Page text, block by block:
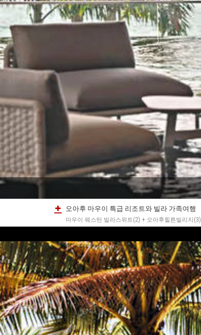
오아후 마우이 특급 리조트와 빌라 가족여행
마우이 웨스틴 빌라스위트(2) + 오아후힐튼빌리지(3)